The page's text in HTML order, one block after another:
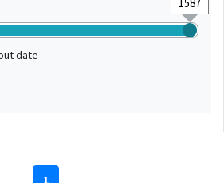
date
1